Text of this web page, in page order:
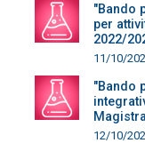
"Bando
per
2022/
11/10/
"Bando
12/10/